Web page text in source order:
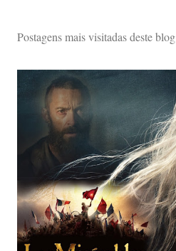
Postagens mais visitadas deste blog